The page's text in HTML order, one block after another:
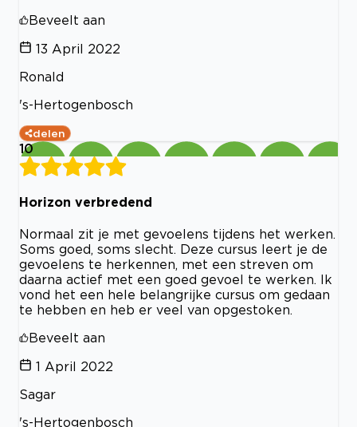
Beveelt aan
13 April 2022
Ronald
's-Hertogenbosch
delen
10
Horizon verbredend
Normaal zit je met gevoelens tijdens het werken.
Soms goed, soms slecht. Deze cursus leert je de
gevoelens te herkennen, met een streven om
daarna actief met een goed gevoel te werken. Ik
vond het een hele belangrijke cursus om gedaan
te hebben en heb er veel van opgestoken.
Beveelt aan
1 April 2022
Sagar
's-Hertogenbosch